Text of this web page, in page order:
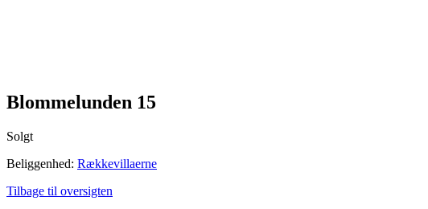
Blommelunden 15
Solgt
Beliggenhed: Rækkevillaerne
Tilbage til oversigten